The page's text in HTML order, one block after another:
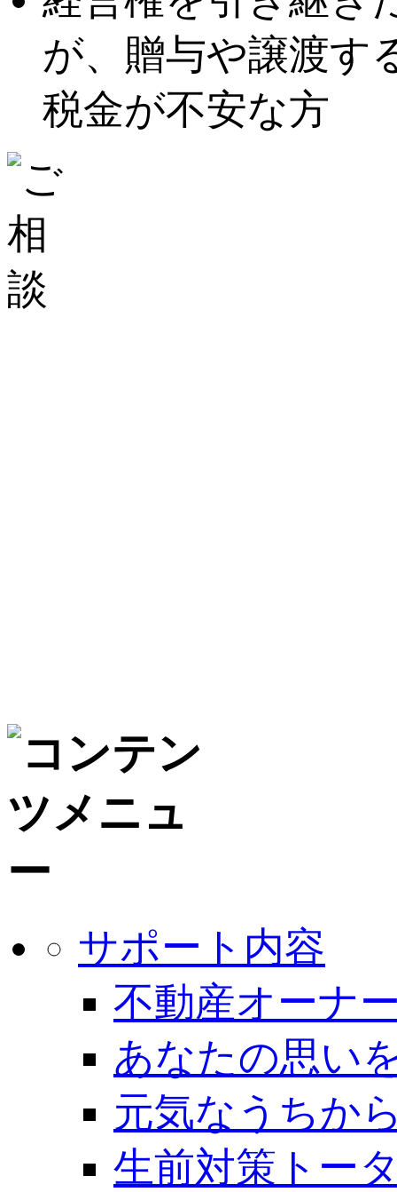
が、贈与や譲渡す
税金が不安な方
サポート内容
不動産オーナ
あなたの思い
元気なうちか
生前対策トー